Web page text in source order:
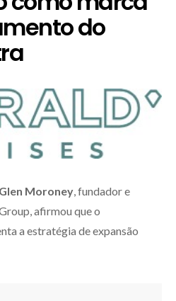
do
Glen Moroney, fundador e
afirmou que o
a estratégia de expansão